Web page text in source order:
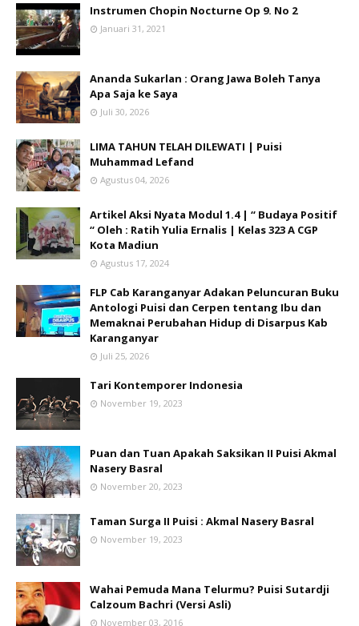
Instrumen Chopin Nocturne Op 9. No 2
Januari 31, 2021
Ananda Sukarlan : Orang Jawa Boleh Tanya
Apa Saja ke Saya
Juli 30, 2026
LIMA TAHUN TELAH DILEWATI | Puisi
Muhammad Lefand
Agustus 04, 2026
Artikel Aksi Nyata Modul 1.4 | “ Budaya Positif
“ Oleh : Ratih Yulia Ernalis | Kelas 323 A CGP
Kota Madiun
Agustus 17, 2024
FLP Cab Karanganyar Adakan Peluncuran Buku
Antologi Puisi dan Cerpen tentang Ibu dan
Memaknai Perubahan Hidup di Disarpus Kab
Karanganyar
Juli 25, 2026
Tari Kontemporer Indonesia
November 19, 2023
Puan dan Tuan Apakah Saksikan II Puisi Akmal
Nasery Basral
November 20, 2023
Taman Surga II Puisi : Akmal Nasery Basral
November 19, 2023
Wahai Pemuda Mana Telurmu? Puisi Sutardji
Calzoum Bachri (Versi Asli)
November 03, 2016